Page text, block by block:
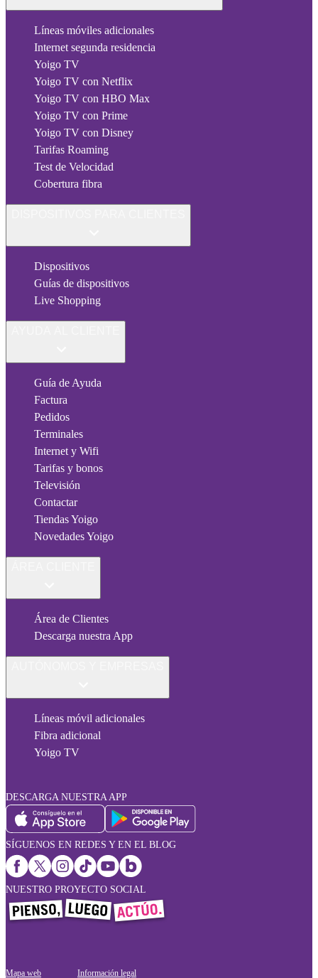
Líneas móviles adicionales
Internet segunda residencia
Yoigo TV
Yoigo TV con Netflix
Yoigo TV con HBO Max
Yoigo TV con Prime
Yoigo TV con Disney
Tarifas Roaming
Test de Velocidad
Cobertura fibra
Dispositivos
Guías de dispositivos
Live Shopping
Guía de Ayuda
Factura
Pedidos
Terminales
Internet y Wifi
Tarifas y bonos
Televisión
Contactar
Tiendas Yoigo
Novedades Yoigo
Área de Clientes
Descarga nuestra App
Líneas móvil adicionales
Fibra adicional
Yoigo TV
DESCARGA NUESTRA APP
SÍGUENOS EN REDES Y EN EL BLOG
NUESTRO PROYECTO SOCIAL
Mapa web Información legal